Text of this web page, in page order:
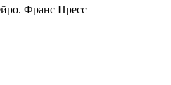
Франс Пресс